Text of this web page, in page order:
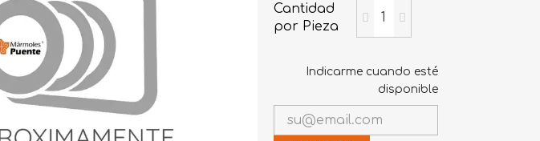
Cantidad
por Pieza
Indicarme cuando esté
disponible